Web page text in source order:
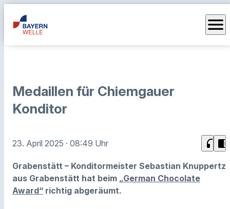
menu
Medaillen für Chiemgauer
Konditor
23. April 2025 · 08:49 Uhr headphones chrome_reader_mode
Grabenstätt – Konditormeister Sebastian Knuppertz
aus Grabenstätt hat beim „German Chocolate
Award“ richtig abgeräumt.